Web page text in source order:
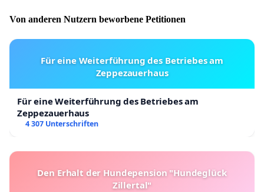
Von anderen Nutzern beworbene Petitionen
Für eine Weiterführung des Betriebes am
Zeppezauerhaus
Für eine Weiterführung des Betriebes am
Zeppezauerhaus
4 307 Unterschriften
Den Erhalt der Hundepension "Hundeglück
Zillertal"